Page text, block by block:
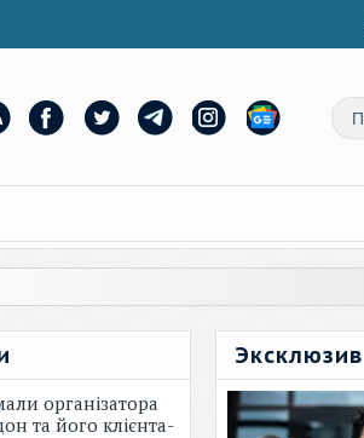
організатора
та його клієнта-
Эксклюзив